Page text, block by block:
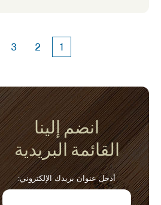
الخيارات اللذيذة!
1
2
3
انضم إلينا
القائمة البريدية
أدخل عنوان بريدك الإلكتروني: